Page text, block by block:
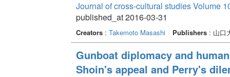
Journal of cross-cultural studies Volume
published_at 2016-03-31
Creators: Takemoto Masashi Publishers: 山口
Gunboat diplomacy and
Shoin's appeal and Perry's